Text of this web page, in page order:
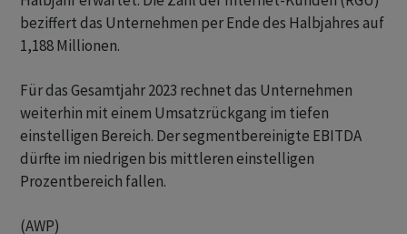
beziffert das Unternehmen per Ende des Halbjahres auf
1,188 Millionen.
Für das Gesamtjahr 2023 rechnet das Unternehmen
weiterhin mit einem Umsatzrückgang im tiefen
einstelligen Bereich. Der segmentbereinigte EBITDA
dürfte im niedrigen bis mittleren einstelligen
Prozentbereich fallen.
(AWP)